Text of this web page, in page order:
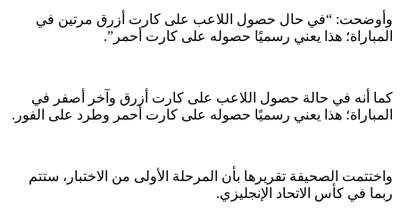
وأوضحت: “في حال حصول اللاعب على كارت أزرق مرتين في
المباراة؛ هذا يعني رسميًا حصوله على كارت أحمر”.⁣
كما أنه في حالة حصول اللاعب على كارت أزرق وآخر أصفر في
المباراة؛ هذا يعني رسميًا حصوله على كارت أحمر وطرد على الفور.⁣
واختتمت الصحيفة تقريرها بأن المرحلة الأولى من الاختبار، ستتم
ربما في كأس الاتحاد الإنجليزي.⁣